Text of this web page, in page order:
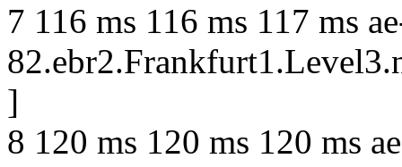
7 116 ms 116 ms 117 ms
]
8 120 ms 120 ms 120 ms